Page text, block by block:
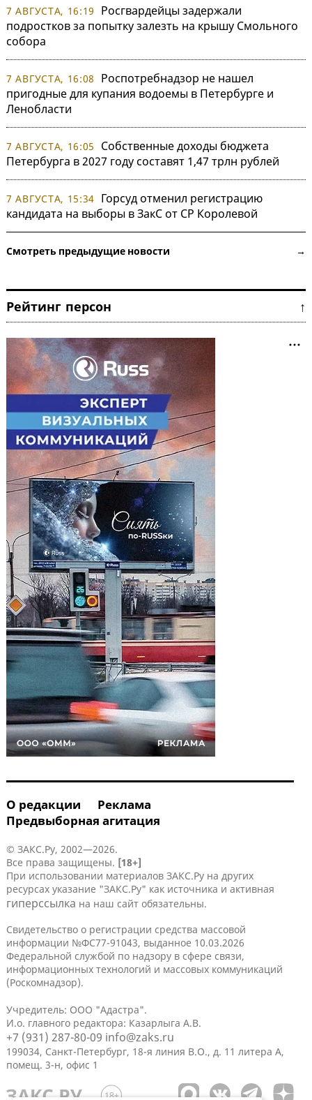
7 АВГУСТА, 16:19
Росгвардейцы задержали
подростков за попытку залезть на крышу Смольного
собора
7 АВГУСТА, 16:08
Роспотребнадзор не нашел
пригодные для купания водоемы в Петербурге и
Ленобласти
7 АВГУСТА, 16:05
Собственные доходы бюджета
Петербурга в 2027 году составят 1,47 трлн рублей
7 АВГУСТА, 15:34 Горсуд отменил регистрацию
кандидата на выборы в ЗакС от СР Королевой
Смотреть предыдущие новости →
Рейтинг персон ↑
О редакции
Реклама
Предвыборная агитация
© ЗАКС.Ру, 2002—2026.
Все права защищены. [18+]
При использовании материалов ЗАКС.Ру на других
ресурсах указание "ЗАКС.Ру" как источника и активная
гиперссылка на наш сайт обязательны.
Свидетельство о регистрации средства массовой
информации №ФС77-91043, выданное 10.03.2026
Федеральной службой по надзору в сфере связи,
информационных технологий и массовых коммуникаций
(Роскомнадзор).
Учредитель: ООО "Адастра".
И.о. главного редактора: Казарлыга А.В.
+7 (931) 287-80-09 info@zaks.ru
199034, Санкт-Петербург, 18-я линия В.О., д. 11 литера А,
помещ. 3-н, офис 1